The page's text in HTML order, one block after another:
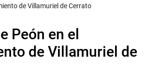
de Villamuriel de Cerrato
Peón en el
de Villamuriel de